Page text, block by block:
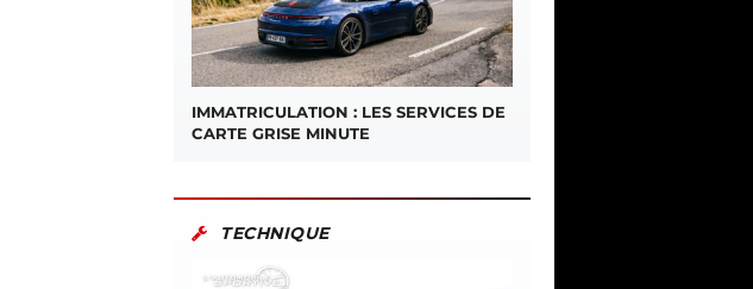
IMMATRICULATION : LES SERVICES DE
CARTE GRISE MINUTE
TECHNIQUE